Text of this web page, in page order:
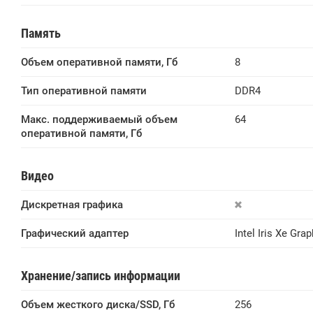
Память
Объем оперативной памяти, Гб 8
Тип оперативной памяти DDR4
Макс. поддерживаемый объем
оперативной памяти, Гб
64
Видео
Дискретная графика
Графический адаптер Intel Iris Xe
Хранение/запись информации
Объем жесткого диска/SSD, Гб 256